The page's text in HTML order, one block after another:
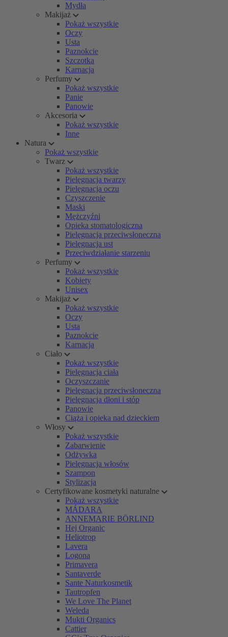
Mydła
Makijaż
Pokaż wszystkie
Oczy
Usta
Paznokcie
Szczotka
Karnacja
Perfumy
Pokaż wszystkie
Panie
Panowie
Akcesoria
Pokaż wszystkie
Inne
Natura
Pokaż wszystkie
Twarz
Pokaż wszystkie
Pielęgnacja twarzy
Pielęgnacja oczu
Czyszczenie
Maski
Mężczyźni
Opieka stomatologiczna
Pielęgnacja przeciwsłoneczna
Pielęgnacja ust
Przeciwdziałanie starzeniu
Perfumy
Pokaż wszystkie
Kobiety
Unisex
Makijaż
Pokaż wszystkie
Oczy
Usta
Paznokcie
Karnacja
Ciało
Pokaż wszystkie
Pielęgnacja ciała
Oczyszczanie
Pielęgnacja przeciwsłoneczna
Pielęgnacja dłoni i stóp
Panowie
Ciąża i opieka nad dzieckiem
Włosy
Pokaż wszystkie
Zabarwienie
Odżywka
Pielęgnacja włosów
Szampon
Stylizacja
Certyfikowane kosmetyki naturalne
Pokaż wszystkie
MÁDARA
ANNEMARIE BÖRLIND
Hej Organic
Heliotrop
Lavera
Logona
Primavera
Santaverde
Sante Naturkosmetik
Tautropfen
We Love The Planet
Weleda
Mukti Organics
Cattier